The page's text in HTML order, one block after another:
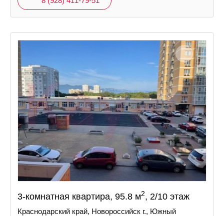
3-комнатная квартира, 95.8 м2, 2/10 этаж
Краснодарский край, Новороссийск г., Южный